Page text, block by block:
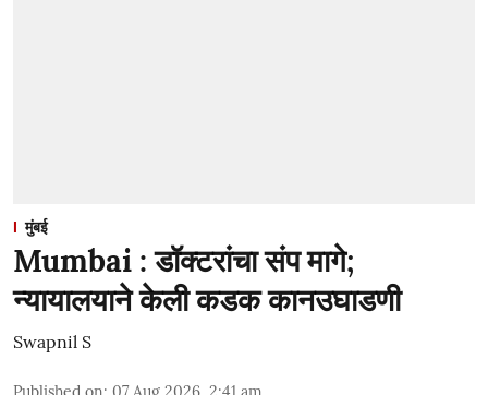
मुंबई
Mumbai : डॉक्टरांचा संप मागे;
न्यायालयाने केली कडक कानउघाडणी
Swapnil S